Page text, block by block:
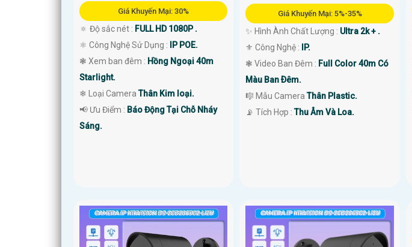
Giá Khuyến Mại: 30%
🔅 Độ sắc nét : FULL HD 1080P .
⚛️ Công Nghệ Sử Dụng :
IP POE.
❃ Xem ban đêm : Hồng Ngoại 40m
Starlight.
❄ Loại CameraThân Kim loại.
️📢 Ưu Điểm : Báo Động Tại Chỗ Nháy
Sáng.
Giá Khuyến Mại: 5%-35%
✨ Hình Ành Chất Lượng : Ultra 2k + .
⚜️ Công Nghệ :
IP.
❃ Video Ban Đêm : Full Color 40m Có
Màu Ban Ðêm.
🎼️ Mẫu CameraThân Plastic.
️📡 Tích Hợp :Thu Âm Và Loa.